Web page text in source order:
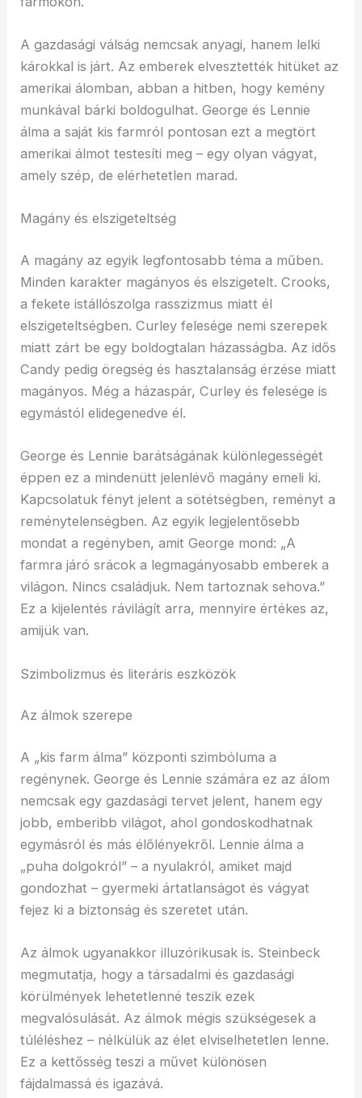
A gazdasági válság nemcsak anyagi, hanem lelki
károkkal is járt. Az emberek elvesztették hitüket az
amerikai álomban, abban a hitben, hogy kemény
munkával bárki boldogulhat. George és Lennie
álma a saját kis farmról pontosan ezt a megtört
amerikai álmot testesíti meg – egy olyan vágyat,
amely szép, de elérhetetlen marad.
Magány és elszigeteltség
A magány az egyik legfontosabb téma a műben.
Minden karakter magányos és elszigetelt. Crooks,
a fekete istállószolga rasszizmus miatt él
elszigeteltségben. Curley felesége nemi szerepek
miatt zárt be egy boldogtalan házasságba. Az idős
Candy pedig öregség és hasztalanság érzése miatt
magányos. Még a házaspár, Curley és felesége is
egymástól elidegenedve él.
George és Lennie barátságának különlegességét
éppen ez a mindenütt jelenlévő magány emeli ki.
Kapcsolatuk fényt jelent a sötétségben, reményt a
reménytelenségben. Az egyik legjelentősebb
mondat a regényben, amit George mond: „A
farmra járó srácok a legmagányosabb emberek a
világon. Nincs családjuk. Nem tartoznak sehova.”
Ez a kijelentés rávilágít arra, mennyire értékes az,
amijük van.
Szimbolizmus és literáris eszközök
Az álmok szerepe
A „kis farm álma” központi szimbóluma a
regénynek. George és Lennie számára ez az álom
nemcsak egy gazdasági tervet jelent, hanem egy
jobb, emberibb világot, ahol gondoskodhatnak
egymásról és más élőlényekről. Lennie álma a
„puha dolgokról” – a nyulakról, amiket majd
gondozhat – gyermeki ártatlanságot és vágyat
fejez ki a biztonság és szeretet után.
Az álmok ugyanakkor illuzórikusak is. Steinbeck
megmutatja, hogy a társadalmi és gazdasági
körülmények lehetetlenné teszik ezek
megvalósulását. Az álmok mégis szükségesek a
túléléshez – nélkülük az élet elviselhetetlen lenne.
Ez a kettősség teszi a művet különösen
fájdalmassá és igazává.